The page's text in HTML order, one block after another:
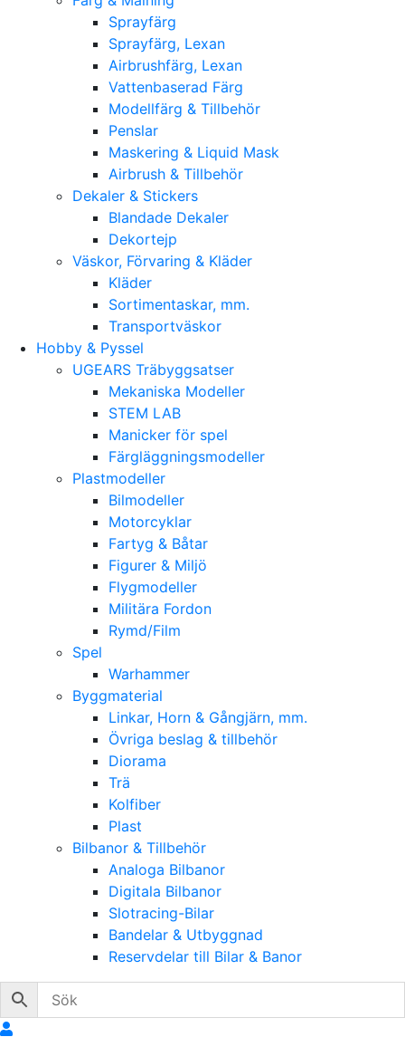
Sprayfärg
Sprayfärg, Lexan
Airbrushfärg, Lexan
Vattenbaserad Färg
Modellfärg & Tillbehör
Penslar
Maskering & Liquid Mask
Airbrush & Tillbehör
Dekaler & Stickers
Blandade Dekaler
Dekortejp
Väskor, Förvaring & Kläder
Kläder
Sortimentaskar, mm.
Transportväskor
Hobby & Pyssel
UGEARS Träbyggsatser
Mekaniska Modeller
STEM LAB
Manicker för spel
Färgläggningsmodeller
Plastmodeller
Bilmodeller
Motorcyklar
Fartyg & Båtar
Figurer & Miljö
Flygmodeller
Militära Fordon
Rymd/Film
Spel
Warhammer
Byggmaterial
Linkar, Horn & Gångjärn, mm.
Övriga beslag & tillbehör
Diorama
Trä
Kolfiber
Plast
Bilbanor & Tillbehör
Analoga Bilbanor
Digitala Bilbanor
Slotracing-Bilar
Bandelar & Utbyggnad
Reservdelar till Bilar & Banor